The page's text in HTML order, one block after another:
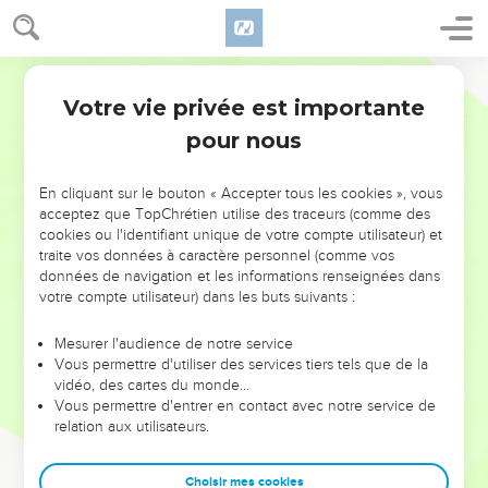
NE MANQUEZ PAS L’ÉVÉNEMENT
DE L’ANNÉE !
ET SI LEURS ERREURS POUVAIENT VOUS ÉVITER LES
VOTRES ?
leur foi ou leur vision. Mais on voit moins les doutes, les erreurs
et les saisons difficiles qu'ils ont traversés, alors même que ce
sont elles qui les ont façonnés.
Dans cette conférence, leaders, entrepreneurs, et responsables
clés pour avancer avec plus de sagesse afin que leurs erreurs
Votre vie privée est importante
pour nous
En cliquant sur le bouton « Accepter tous les cookies », vous
acceptez que TopChrétien utilise des traceurs (comme des
cookies ou l'identifiant unique de votre compte utilisateur) et
traite vos données à caractère personnel (comme vos
données de navigation et les informations renseignées dans
votre compte utilisateur) dans les buts suivants :
Mesurer l'audience de notre service
Vous permettre d'utiliser des services tiers tels que de la
vidéo, des cartes du monde…
Vous permettre d'entrer en contact avec notre service de
relation aux utilisateurs.
Choisir mes cookies